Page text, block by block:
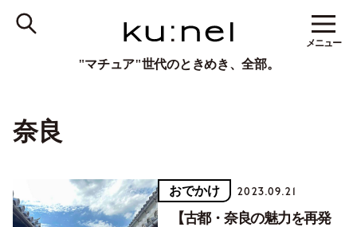
"マチュア"世代のときめき、全部。
メニュー
奈良
おでかけ 2023.09.21
【古都・奈良の魅力を再発